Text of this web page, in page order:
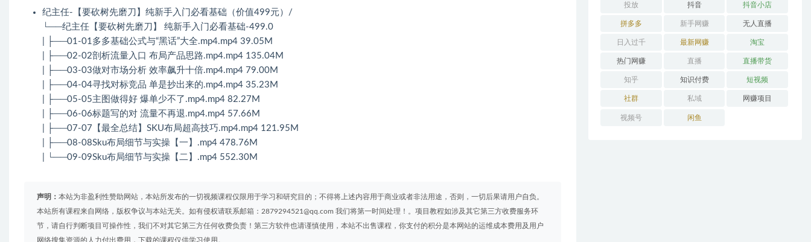
纪主任-【要砍树先磨刀】纯新手入门必看基础（价值499元）/
└──纪主任【要砍树先磨刀】 纯新手入门必看基础-499.0
| ├──01-01多多基础公式与“黑话”大全.mp4.mp4 39.05M
| ├──02-02剖析流量入口 布局产品思路.mp4.mp4 135.04M
| ├──03-03做对市场分析 效率飙升十倍.mp4.mp4 79.00M
| ├──04-04寻找对标竞品 单是抄出来的.mp4.mp4 35.23M
| ├──05-05主图做得好 爆单少不了.mp4.mp4 82.27M
| ├──06-06标题写的对 流量不再退.mp4.mp4 57.66M
| ├──07-07【最全总结】SKU布局超高技巧.mp4.mp4 121.95M
| ├──08-08Sku布局细节与实操【一】.mp4 478.76M
| └──09-09Sku布局细节与实操【二】.mp4 552.30M
声明： 本站为非盈利性赞助网站，本站所发布的一切视频课程仅限用于学习和研究目的；不得将上述内容用于商业或者非法用途，否则，一切后果请用户自负。
本站所有课程来自网络，版权争议与本站无关。如有侵权请联系邮箱：2879294521@qq.com 我们将第一时间处理！。项目教程如涉及其它第三方收费服务环
节，请自行判断项目可操作性，我们不对其它第三方任何收费负责！第三方软件也请谨慎使用，本站不出售课程，你支付的积分是本网站的运维成本费用及用户
网络搜集资源的人力付出费用，下载的课程仅供学习使用。
投放 抖音 抖音小店
拼多多 新手网赚 无人直播
日入过千 最新网赚 淘宝
热门网赚 直播 直播带货
知乎 知识付费 短视频
社群 私域 网赚项目
视频号 闲鱼